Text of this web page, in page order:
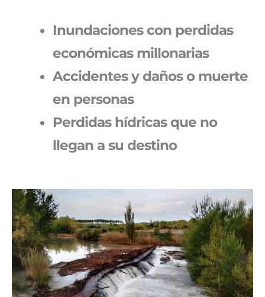
Inundaciones con perdidas
económicas millonarias
Accidentes y daños o muerte
en personas
Perdidas hídricas que no
llegan a su destino